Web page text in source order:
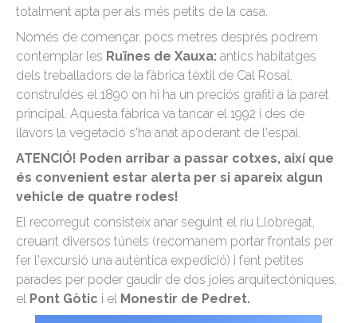
totalment apta per als més petits de la casa.
Només de començar, pocs metres després podrem
contemplar les Ruïnes de Xauxa: antics habitatges
dels treballadors de la fàbrica tèxtil de Cal Rosal,
construïdes el 1890 on hi ha un preciós grafiti a la paret
principal. Aquesta fàbrica va tancar el 1992 i des de
llavors la vegetació s'ha anat apoderant de l'espai.
ATENCIÓ! Poden arribar a passar cotxes, així que
és convenient estar alerta per si apareix algun
vehicle de quatre rodes!
El recorregut consisteix anar seguint el riu Llobregat,
creuant diversos túnels (recomanem portar frontals per
fer l'excursió una autèntica expedició) i fent petites
parades per poder gaudir de dos joies arquitectòniques,
el Pont Gòtic i el Monestir de Pedret.